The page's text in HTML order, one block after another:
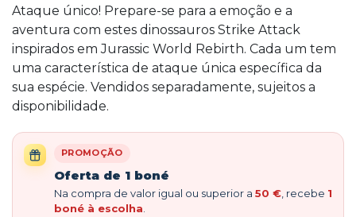
Ataque único! Prepare-se para a emoção e a
aventura com estes dinossauros Strike Attack
inspirados em Jurassic World Rebirth. Cada um tem
uma característica de ataque única específica da
sua espécie. Vendidos separadamente, sujeitos a
disponibilidade.
PROMOÇÃO
Oferta de 1 boné
Na compra de valor igual ou superior a 50 € , recebe 1
boné à escolha